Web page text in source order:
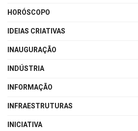
HORÓSCOPO
IDEIAS CRIATIVAS
INAUGURAÇÃO
INDÚSTRIA
INFORMAÇÃO
INFRAESTRUTURAS
INICIATIVA